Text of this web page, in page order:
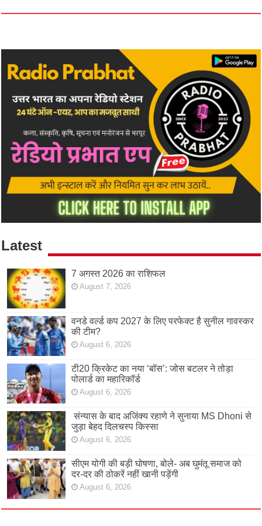
Latest
7 अगस्त 2026 का राशिफल
August 7, 2026
वनडे वर्ल्ड कप 2027 के लिए परफेक्ट है सुनील गावस्कर
की टीम?
August 6, 2026
टी20 क्रिकेट का नया ‘बॉस’: जोस बटलर ने तोड़ा
पोलार्ड का महारिकॉर्ड
August 6, 2026
संन्यास के बाद अजिंक्‍य रहाणे ने सुनाया MS Dhoni से
जुड़ा बेहद दिलचस्प किस्सा
August 6, 2026
सीएम योगी की बड़ी घोषणा, बोले- अब घुमंतू समाज को
दर-दर की ठोकरें नहीं खानी पड़ेंगी
August 6, 2026